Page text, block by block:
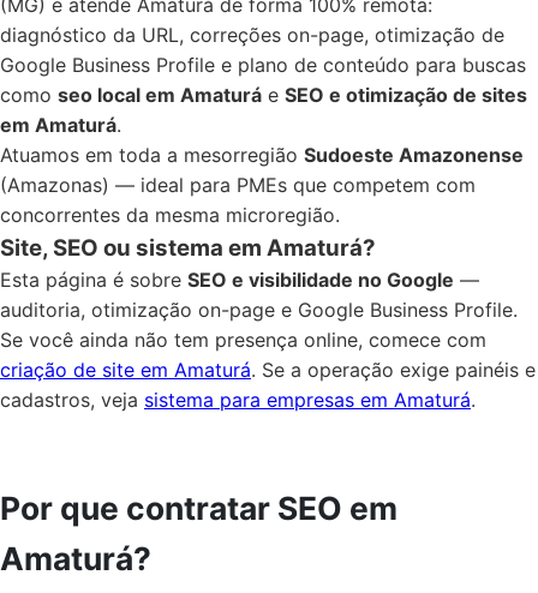
diagnóstico da URL, correções on-page, otimização de
Google Business Profile e plano de conteúdo para buscas
como seo local em Amaturá e SEO e otimização de sites
em Amaturá.
Atuamos em toda a mesorregião Sudoeste Amazonense
(Amazonas) — ideal para PMEs que competem com
concorrentes da mesma microregião.
Site, SEO ou sistema em Amaturá?
Esta página é sobre SEO e visibilidade no Google —
auditoria, otimização on-page e Google Business Profile.
Se você ainda não tem presença online, comece com
criação de site em Amaturá. Se a operação exige painéis e
cadastros, veja sistema para empresas em Amaturá.
Por que contratar SEO em
Amaturá?